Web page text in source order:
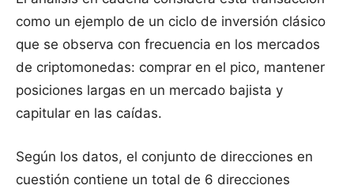
como un ejemplo de un ciclo de inversión clásico
que se observa con frecuencia en los mercados
de criptomonedas: comprar en el pico, mantener
posiciones largas en un mercado bajista y
capitular en las caídas.
Según los datos, el conjunto de direcciones en
cuestión contiene un total de 6 direcciones